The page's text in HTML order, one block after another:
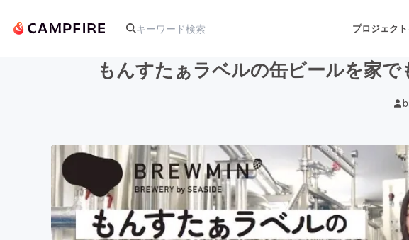
プロジェク
アート・写真 音楽
テクノロジー・ガジェット ゲーム・サービ
もんすたぁラベルの缶ビールを家